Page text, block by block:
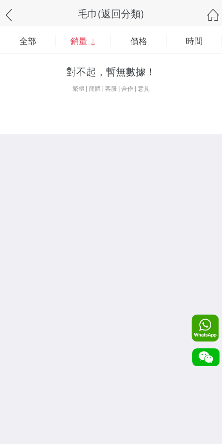
毛巾(返回分類)
全部 銷量 ↓ 價格 時間
對不起，暫無數據！
繁體 | 簡體 | 客服 | 合作 | 意見